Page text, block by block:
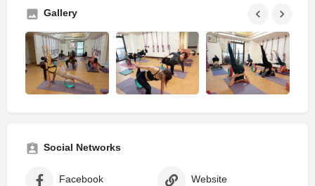
Gallery
Social Networks
Facebook Website